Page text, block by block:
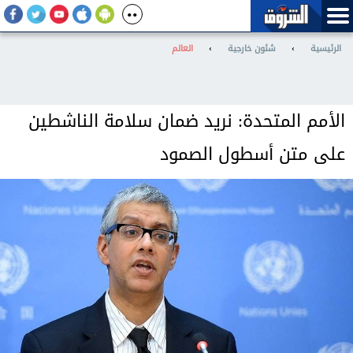
الرئيسية › شئون خارجية › العالم
الأمم المتحدة: نريد ضمان سلامة الناشطين
على متن أسطول الصمود